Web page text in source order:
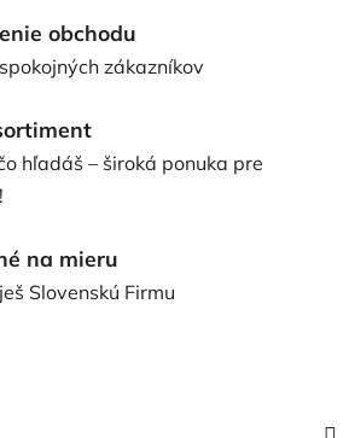
obchodu
zákazníkov
hľadáš – široká ponuka pre
na mieru
Slovenskú Firmu